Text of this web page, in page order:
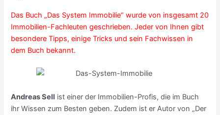
Das Buch „Das System Immobilie“ wurde von insgesamt 20
Immobilien-Fachleuten geschrieben. Jeder von Ihnen gibt
besondere Tipps, einige Tricks und sein Fachwissen in
dem Buch bekannt.
Andreas Sell ist einer der Immobilien-Profis, die im Buch
ihr Wissen zum Besten geben. Zudem ist er Autor von „Der